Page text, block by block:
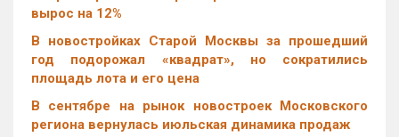
вырос на 12%
В новостройках Старой Москвы за прошедший
год подорожал «квадрат», но сократились
площадь лота и его цена
В сентябре на рынок новостроек Московского
региона вернулась июльская динамика продаж